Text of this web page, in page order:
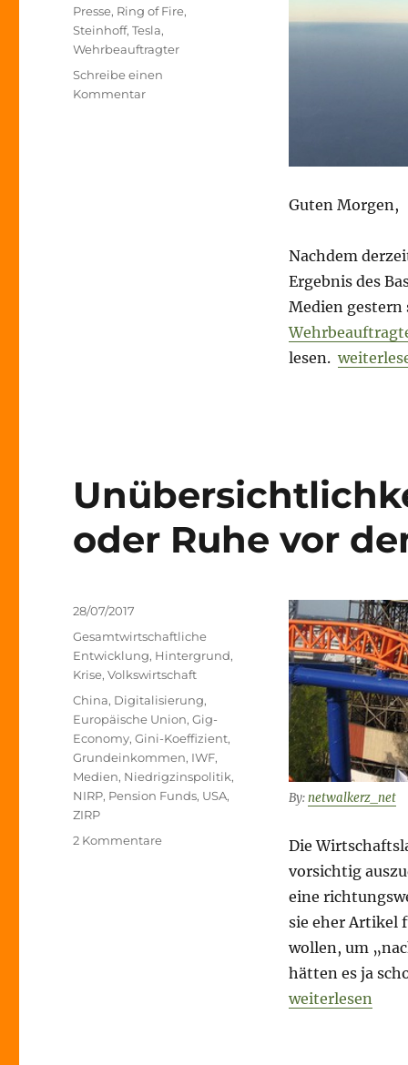
Guten Morgen,
Nachdem
Ergebnis des
Medien gestern
lesen.
Presse, Ring of Fire,
Steinhoff,Tesla,
Wehrbeauftragter
Schreibe einen
Kommentarzu
oder Ruhe vor
By:netwalkerz_net
Die
vorsichtig
eine
sie eher Artikel
wollen, um
hätten es ja
weiterlesen
Veröffentlicht
28/07/2017
Kategorien
Gesamtwirtschaftliche
Entwicklung, Hintergrund,
Krise,Volkswirtschaft
Schlagwörter
China, Digitalisierung,
Europäische Union,Gig-
Economy,Gini-Koeffizient,
Grundeinkommen, IWF,
Medien, Niedrigzinspolitik,
NIRP, Pension Funds, USA,
ZIRP
2 Kommentarezu